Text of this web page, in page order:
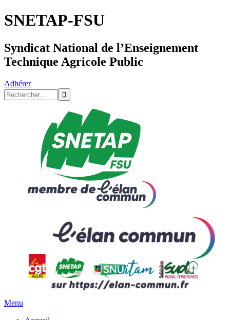
SNETAP-FSU
Syndicat National de l’Enseignement
Technique Agricole Public
Adhérer
Menu